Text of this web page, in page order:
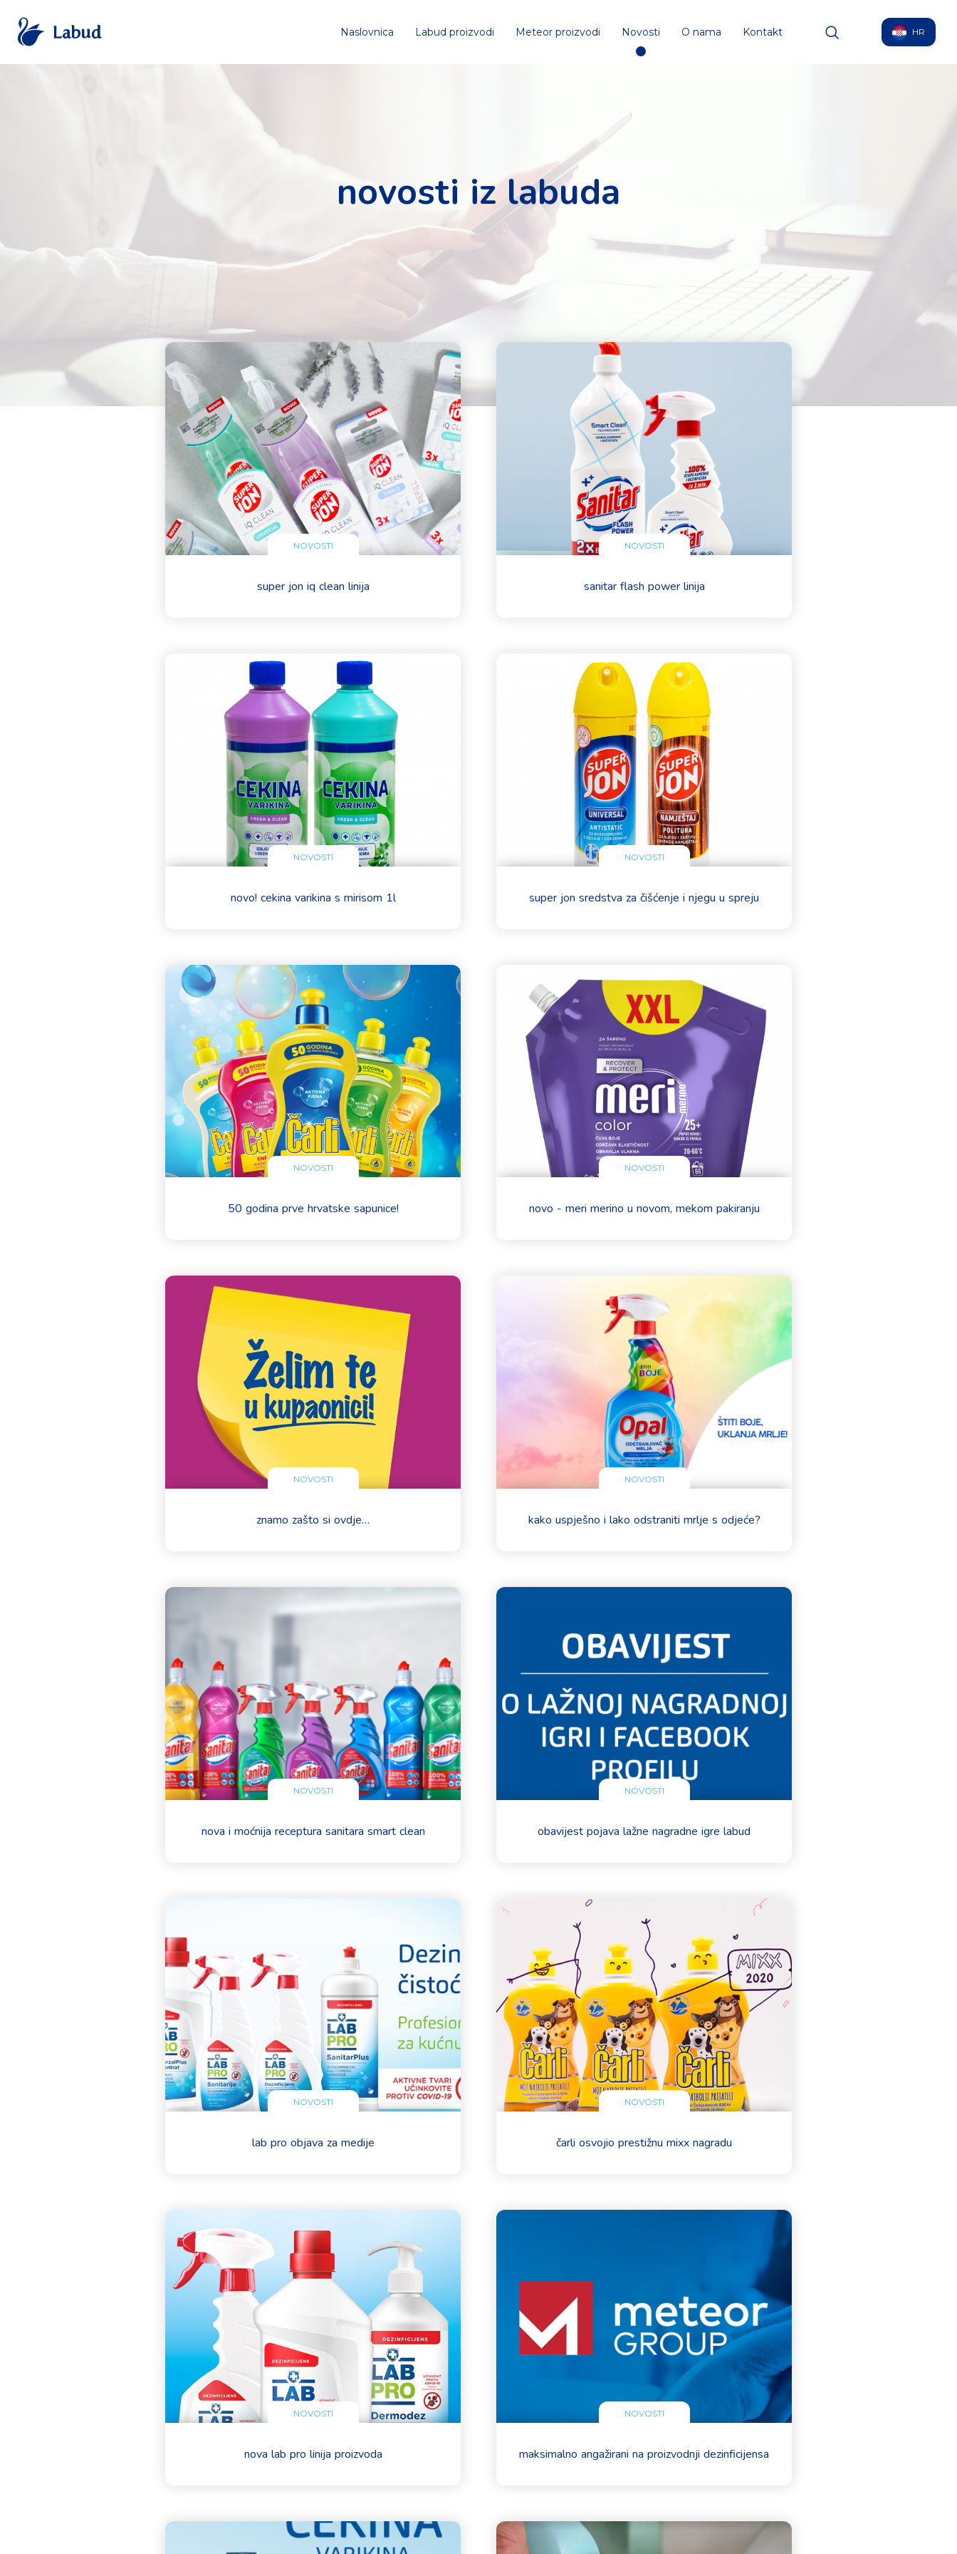
Naslovnica Labud proizvodi Meteor proizvodi Novosti O nama Kontakt HR
novosti iz labuda
NOVOSTI
super jon iq clean linija
NOVOSTI
sanitar flash power linija
NOVOSTI
novo! cekina varikina s mirisom 1l
NOVOSTI
super jon sredstva za čišćenje i njegu u spreju
NOVOSTI
50 godina prve hrvatske sapunice!
NOVOSTI
novo - meri merino u novom, mekom pakiranju
NOVOSTI
znamo zašto si ovdje…
NOVOSTI
kako uspješno i lako odstraniti mrlje s odjeće?
NOVOSTI
nova i moćnija receptura sanitara smart clean
NOVOSTI
obavijest pojava lažne nagradne igre labud
NOVOSTI
lab pro objava za medije
NOVOSTI
čarli osvojio prestižnu mixx nagradu
NOVOSTI
nova lab pro linija proizvoda
NOVOSTI
maksimalno angažirani na proizvodnji dezinficijensa